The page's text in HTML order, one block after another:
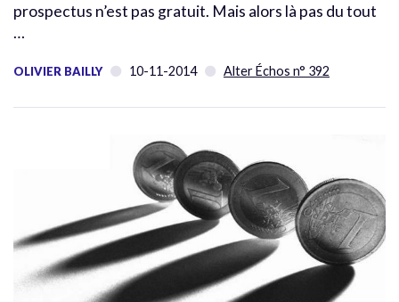
prospectus n’est pas gratuit. Mais alors là pas du tout
…
OLIVIER BAILLY 10-11-2014 Alter Échos n° 392